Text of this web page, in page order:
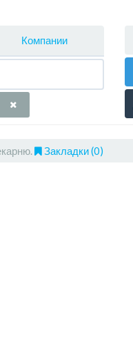
Компании
Закладки (0)